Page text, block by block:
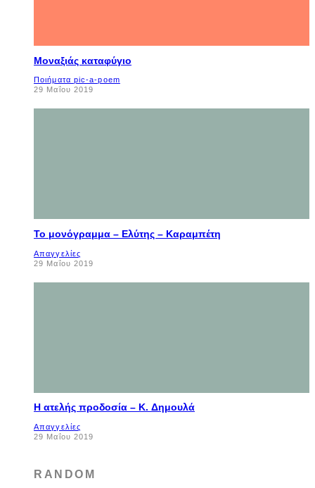
Μοναξιάς καταφύγιο
Ποιήματα pic-a-poem
29 Μαΐου 2019
Το μονόγραμμα – Ελύτης – Καραμπέτη
Απαγγελίες
29 Μαΐου 2019
Η ατελής προδοσία – K. Δημουλά
Απαγγελίες
29 Μαΐου 2019
RANDOM